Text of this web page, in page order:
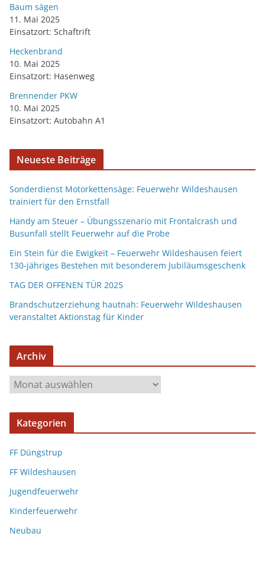
Baum sägen
11. Mai 2025
Einsatzort: Schaftrift
Heckenbrand
10. Mai 2025
Einsatzort: Hasenweg
Brennender PKW
10. Mai 2025
Einsatzort: Autobahn A1
Neueste Beiträge
Sonderdienst Motorkettensäge: Feuerwehr Wildeshausen
trainiert für den Ernstfall
Handy am Steuer – Übungsszenario mit Frontalcrash und
Busunfall stellt Feuerwehr auf die Probe
Ein Stein für die Ewigkeit – Feuerwehr Wildeshausen feiert
130-jähriges Bestehen mit besonderem Jubiläumsgeschenk
TAG DER OFFENEN TÜR 2025
Brandschutzerziehung hautnah: Feuerwehr Wildeshausen
veranstaltet Aktionstag für Kinder
Archiv
Kategorien
FF Düngstrup
FF Wildeshausen
Jugendfeuerwehr
Kinderfeuerwehr
Neubau